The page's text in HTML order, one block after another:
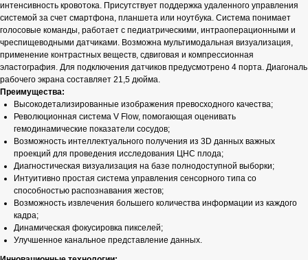
интенсивность кровотока. Присутствует поддержка удаленного управления
системой за счет смартфона, планшета или ноутбука. Система понимает
голосовые команды, работает с педиатрическими, интраоперационными и
чреспищеводными датчиками. Возможна мультимодальная визуализация,
применение контрастных веществ, сдвиговая и компрессионная
эластография. Для подключения датчиков предусмотрено 4 порта. Диагональ
рабочего экрана составляет 21,5 дюйма.
Преимущества:
Высокодетализированные изображения превосходного качества;
Революционная система V Flow, помогающая оценивать
гемодинамические показатели сосудов;
Возможность интеллектуального получения из 3D данных важных
проекций для проведения исследования ЦНС плода;
Диагностическая визуализация на базе полнодоступной выборки;
Интуитивно простая система управления сенсорного типа со
способностью распознавания жестов;
Возможность извлечения большего количества информации из каждого
кадра;
Динамическая фокусировка пикселей;
Улучшенное канальное представление данных.